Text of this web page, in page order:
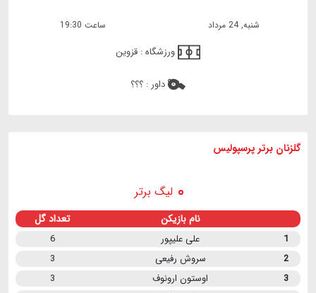
شنبه, 24 مرداد ساعت 19:30
ورزشگاه : قزوین
داور : ؟؟؟
گلزنان برتر پرسپولیس
لیگ برتر
نام بازیکن تعداد گل
1 علی علیپور
6
2
سروش رفیعی
3
3
اوستون ارونوف
3